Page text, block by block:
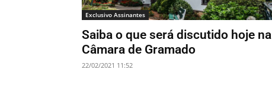
Exclusivo Assinantes
Saiba o que será discutido hoje na
Câmara de Gramado
22/02/2021 11:52